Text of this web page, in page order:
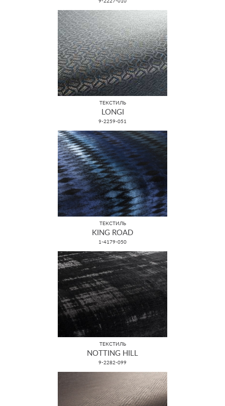
9-2227-010
ТЕКСТИЛЬ
LONGI
9-2259-051
ТЕКСТИЛЬ
KING ROAD
1-4179-050
ТЕКСТИЛЬ
NOTTING HILL
9-2282-099